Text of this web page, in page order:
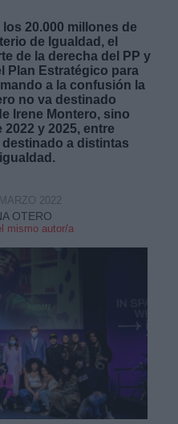
20.000 millones de
de Igualdad, el
de la derecha del PP y
Plan Estratégico para
a la confusión la
no va destinado
Irene Montero, sino
y 2025, entre
a distintas
OTERO
mismo autor/a
2022